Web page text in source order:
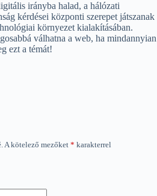
irányba halad, a hálózati
kérdései központi szerepet játszanak
környezet kialakításában.
válhatna a web, ha mindannyian
ezt a témát!
A kötelező mezőket * karakterrel